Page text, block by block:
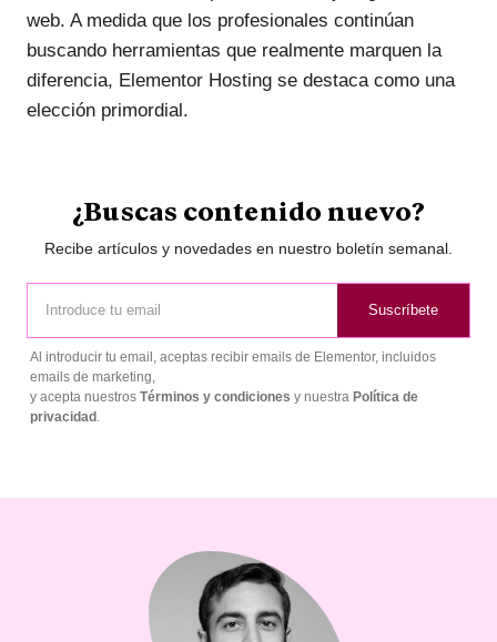
web. A medida que los profesionales continúan
buscando herramientas que realmente marquen la
diferencia, Elementor Hosting se destaca como una
elección primordial.
¿Buscas contenido nuevo?
Recibe artículos y novedades en nuestro boletín semanal.
Suscríbete
Al introducir tu email, aceptas recibir emails de Elementor, incluidos
emails de marketing,
y acepta nuestros Términos y condiciones y nuestra Política de
privacidad .